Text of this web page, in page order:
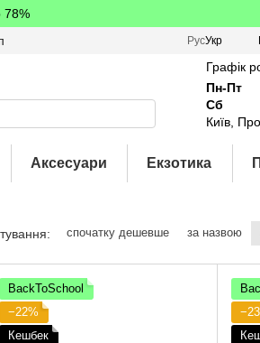
78%
РусУкр
Графік
Пн-Пт
Сб
Київ,
Аксесуари Екзотика
спочатку дешевше за назвою
BackToSchool
−22%
Кешбек